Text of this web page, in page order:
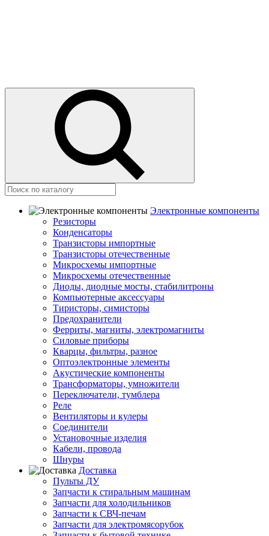
Электронные компоненты
Резисторы
Конденсаторы
Транзисторы импортные
Транзисторы отечественные
Микросхемы импортные
Микросхемы отечественные
Диоды, диодные мосты, стабилитроны
Компьютерные аксессуары
Тиристоры, симисторы
Предохранители
Ферриты, магниты, электромагниты
Силовые приборы
Кварцы, фильтры, разное
Оптоэлектронные элементы
Акустические компоненты
Трансформаторы, умножители
Переключатели, тумблера
Реле
Вентиляторы и кулеры
Соединители
Установочные изделия
Кабели, провода
Шнуры
Доставка
Пульты ДУ
Запчасти к стиральным машинам
Запчасти для холодильников
Запчасти к СВЧ-печам
Запчасти для электромясорубок